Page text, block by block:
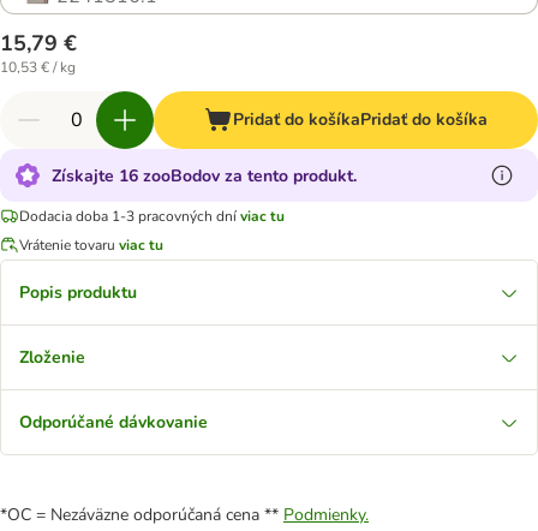
15,79 €
10,53 € / kg
Pridať do košíkaPridať do košíka
Získajte 16 zooBodov za tento produkt.
Dodacia doba 1-3 pracovných dníviac tu
Vrátenie tovaru viac tu
Popis produktu
Zloženie
Odporúčané dávkovanie
*OC = Nezáväzne odporúčaná cena ** Podmienky.